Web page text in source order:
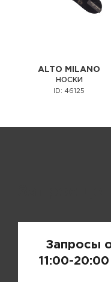
ALTO MILANO
НОСКИ
ID: 46125
Запросы
11:00-